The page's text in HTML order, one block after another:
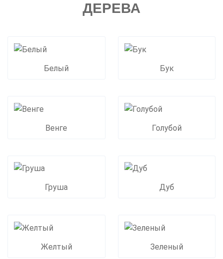
ДЕРЕВА
Белый Бук
Венге Голубой
Груша Дуб
Желтый Зеленый